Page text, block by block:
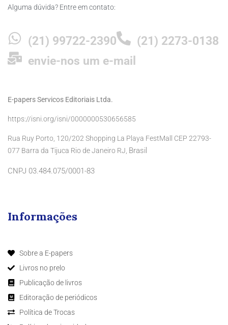
Alguma dúvida? Entre em contato:
(21) 99722-2390
(21) 2273-0138
envie-nos um e-mail
E-papers Servicos Editoriais Ltda.
https://isni.org/isni/0000000530656585
Rua Ruy Porto, 120/202 Shopping La Playa FestMall CEP 22793-
077 Barra da Tijuca Rio de Janeiro RJ, Brasil
CNPJ 03.484.075/0001-83
Informações
Sobre a E-papers
Livros no prelo
Publicação de livros
Editoração de periódicos
Política de Trocas